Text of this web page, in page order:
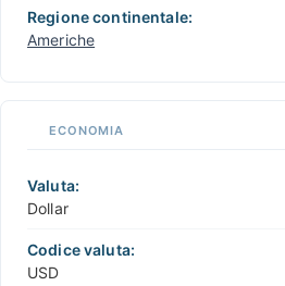
Regione continentale:
Americhe
ECONOMIA
Valuta:
Dollar
Codice valuta:
USD